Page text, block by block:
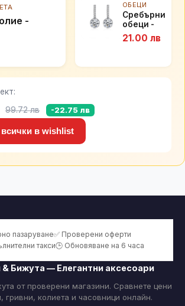
-
ОБЕЦИ
Сребърни
обеци -
Блян
21.00 лв
99.72 лв -22.75 лв
в wishlist
пазаруване✅ Проверени оферти
такси🕒 Обновяване на 6 часа
Бижута — Елегантни аксесоари
от проверени магазини. Сравнете цени
гривни, колиета и часовници онлайн.